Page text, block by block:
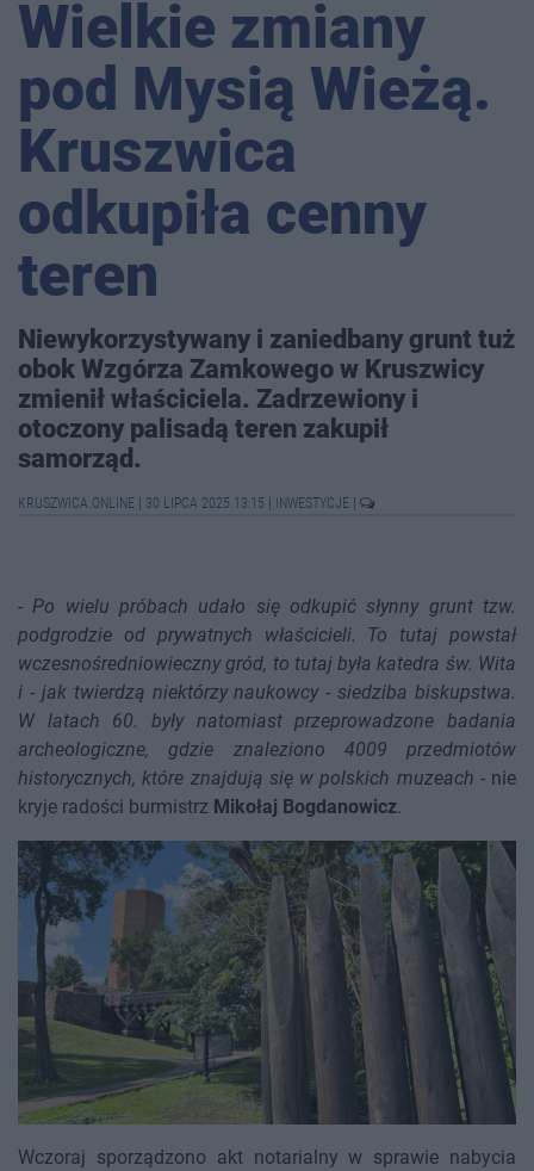
Wielkie zmiany
pod Mysią Wieżą.
Kruszwica
odkupiła cenny
teren
Niewykorzystywany i zaniedbany grunt tuż
obok Wzgórza Zamkowego w Kruszwicy
zmienił właściciela. Zadrzewiony i
otoczony palisadą teren zakupił
samorząd.
KRUSZWICA.ONLINE 30 LIPCA 2025 13:15 INWESTYCJE
-Po wielu próbach udało się odkupić słynny grunt tzw.
podgrodzie od prywatnych właścicieli. To tutaj powstał
wczesnośredniowieczny gród, to tutaj była katedra św. Wita
i - jak twierdzą niektórzy naukowcy - siedziba biskupstwa.
W latach 60. były natomiast przeprowadzone badania
archeologiczne, gdzie znaleziono 4009 przedmiotów
historycznych, które znajdują się w polskich muzeach - nie
kryje radości burmistrz Mikołaj Bogdanowicz.
Wczoraj sporządzono akt notarialny w sprawie nabycia